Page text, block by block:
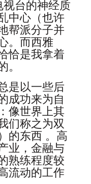
台的神经质
中心（也许
帮派分子并
。而西雅
恰是我拿着
是以一些后
成功来为自
像世界上其
们称之为双
的东西 。高
业，金融与
熟练程度较
流动的工作